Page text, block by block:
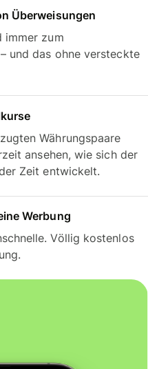
Überweisungen
immer zum
und das ohne versteckte
Währungspaare
ansehen, wie sich der
Zeit entwickelt.
Werbung
Völlig kostenlos